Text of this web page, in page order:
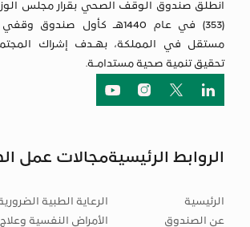
انطلق صندوق الوقف الصحي بقرار مجلس
(353) في عام 1440هـ كأول صندوق
مستقل في المملكة، بهـدف إشراك
تحقيق تنمية صحية مستدامـة.
لنكيدان تويتر انستجراميوتيوب
الروابط الرئيسية
الرئيسية
عن الصندوق
مجالات عمل
الرعاية الطبية
الأمراض النفسية وعلاج